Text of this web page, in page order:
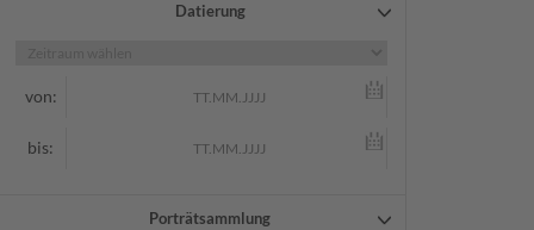
Datierung
von:
bis:
Porträtsammlung